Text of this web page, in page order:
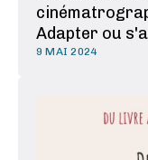
Adapter ou
2024 au CNC.
?"
échangent et
9 MAI 2024